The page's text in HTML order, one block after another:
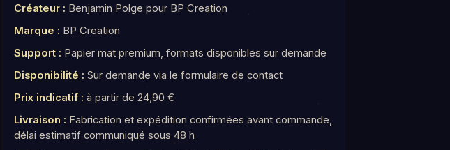
Créateur : Benjamin Polge pour BP Creation
Marque : BP Creation
Support : Papier mat premium, formats disponibles sur demande
Disponibilité : Sur demande via le formulaire de contact
Prix indicatif : à partir de 24,90 €
Livraison : Fabrication et expédition confirmées avant commande,
délai estimatif communiqué sous 48 h